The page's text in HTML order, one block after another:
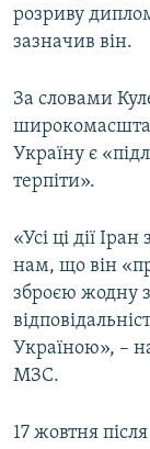
розриву
зазначив він.
За словами
Україну є
терпіти».
«Усі ці дії
нам, що він
зброєю жодну
Україною», –
МЗС.
17 жовтня